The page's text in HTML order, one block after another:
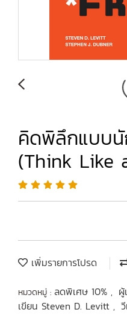
คิดพิลึกแบบนั
(Think Like
เพิ่มรายการโปรด
หมวดหมู่ : ลดพิเศษ 10% , ผู้
เขียน Steven D. Levitt ,